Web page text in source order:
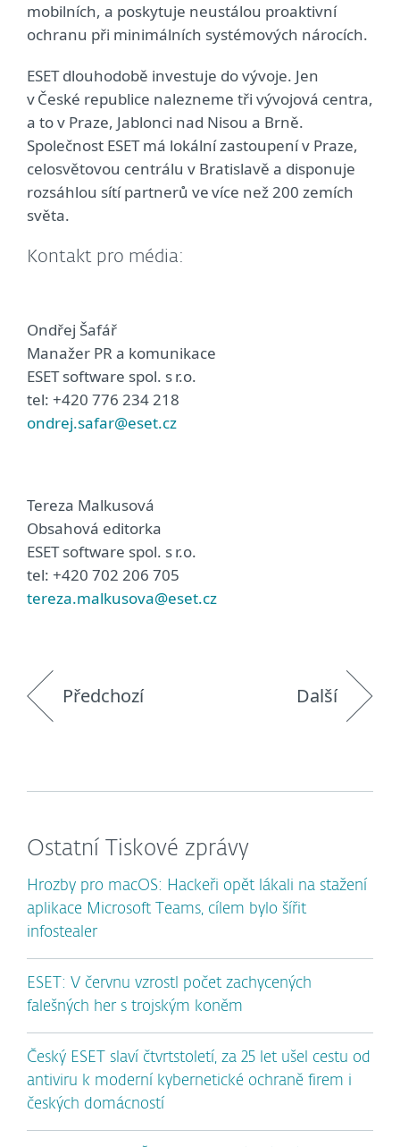
mobilních, a poskytuje neustálou proaktivní
ochranu při minimálních systémových nárocích.
ESET dlouhodobě investuje do vývoje. Jen
v České republice nalezneme tři vývojová centra,
a to v Praze, Jablonci nad Nisou a Brně.
Společnost ESET má lokální zastoupení v Praze,
celosvětovou centrálu v Bratislavě a disponuje
rozsáhlou sítí partnerů ve více než 200 zemích
světa.
Kontakt pro média:
Ondřej Šafář
Manažer PR a komunikace
ESET software spol. s r.o.
tel: +420 776 234 218
ondrej.safar@eset.cz
Tereza Malkusová
Obsahová editorka
ESET software spol. s r.o.
tel: +420 702 206 705
tereza.malkusova@eset.cz
Předchozí Další
Ostatní Tiskové zprávy
Hrozby pro macOS: Hackeři opět lákali na stažení
aplikace Microsoft Teams, cílem bylo šířit
infostealer
ESET: V červnu vzrostl počet zachycených
falešných her s trojským koněm
Český ESET slaví čtvrtstoletí, za 25 let ušel cestu od
antiviru k moderní kybernetické ochraně firem i
českých domácností